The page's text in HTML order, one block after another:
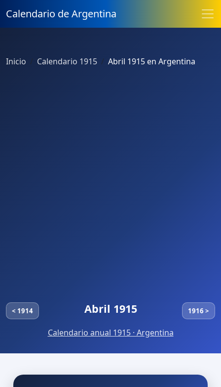
Calendario de Argentina
Inicio Calendario 1915 Abril 1915 en Argentina
< 1914 Abril 1915 1916 >
Calendario anual 1915 · Argentina